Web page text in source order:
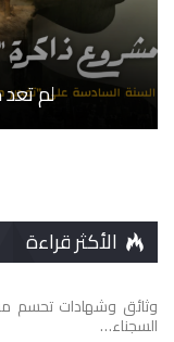
لم
الأكثر قراءة
وثائق وشهادات تحسم
السجناء…